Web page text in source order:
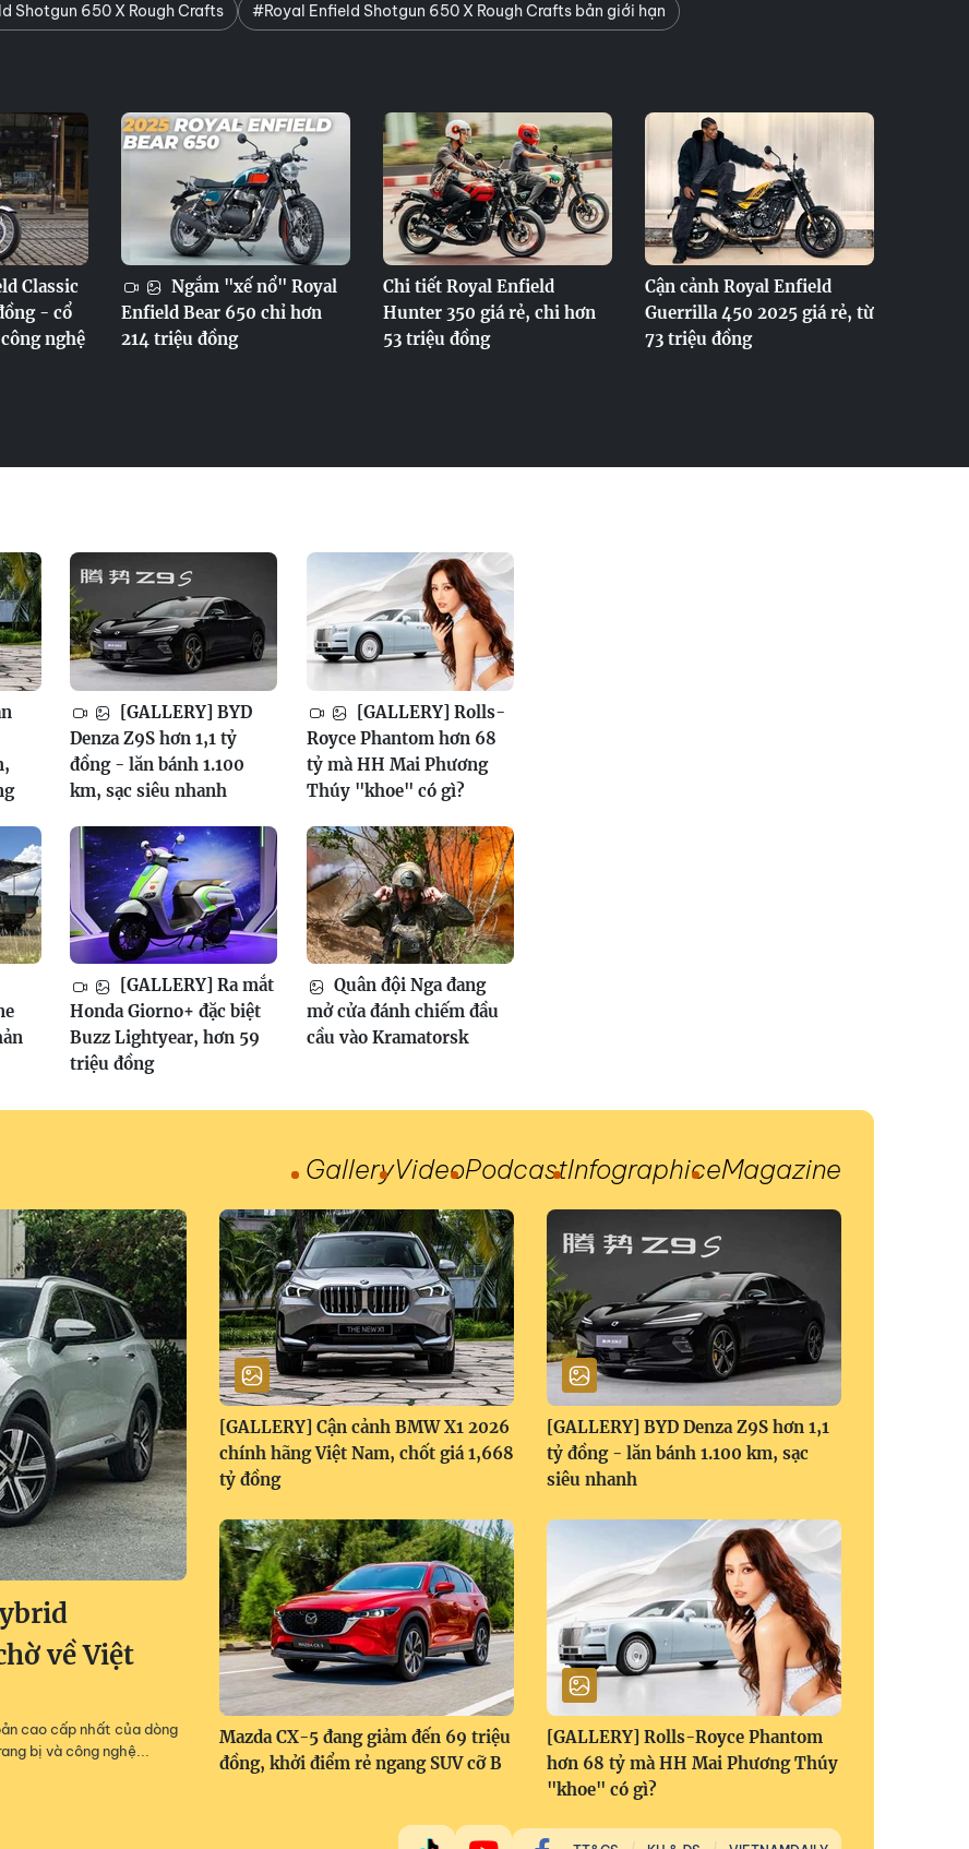
Shotgun 650 X Rough Crafts
#Royal Enfield Shotgun 650 X Rough Crafts bản giới hạn
Classic
- cổ
nghệ
Ngắm "xế nổ" Royal
Enfield Bear 650 chỉ hơn
214 triệu đồng
Chi tiết Royal Enfield
Hunter 350 giá rẻ, chi hơn
53 triệu đồng
Cận cảnh Royal Enfield
Guerrilla 450 2025 giá rẻ, từ
73 triệu đồng
[GALLERY] BYD
Denza Z9S hơn 1,1 tỷ
đồng - lăn bánh 1.100
km, sạc siêu nhanh
[GALLERY] Rolls-
Royce Phantom hơn 68
tỷ mà HH Mai Phương
Thúy "khoe" có gì?
[GALLERY] Ra mắt
Honda Giorno+ đặc biệt
Buzz Lightyear, hơn 59
triệu đồng
Quân đội Nga đang
mở cửa đánh chiếm đầu
cầu vào Kramatorsk
GalleryVideoPodcastInfographiceMagazine
về Việt
cao cấp nhất của dòng
bị và công nghệ...
[GALLERY] Cận cảnh BMW X1 2026
chính hãng Việt Nam, chốt giá 1,668
tỷ đồng
[GALLERY] BYD Denza Z9S hơn 1,1
tỷ đồng - lăn bánh 1.100 km, sạc
siêu nhanh
Mazda CX-5 đang giảm đến 69 triệu
đồng, khởi điểm rẻ ngang SUV cỡ B
[GALLERY] Rolls-Royce Phantom
hơn 68 tỷ mà HH Mai Phương Thúy
"khoe" có gì?